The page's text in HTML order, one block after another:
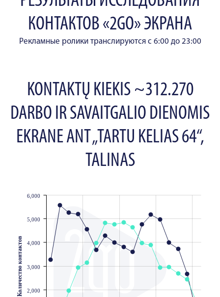
КОНТАКТОВ «2GO» ЭКРАНА
Рекламные ролики транслируются с 6:00 до 23:00
KONTAKTŲ KIEKIS ~312.270
DARBO IR SAVAITGALIO DIENOMIS
EKRANE ANT „TARTU KELIAS 64“,
TALINAS
2,000
3,000
4,000
5,000
6,000
Количество контактов
JS chart by amCharts